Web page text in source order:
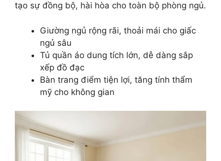
tạo sự đồng bộ, hài hòa cho toàn bộ phòng ngủ.
Giường ngủ rộng rãi, thoải mái cho giấc
ngủ sâu
Tủ quần áo dung tích lớn, dễ dàng sắp
xếp đồ đạc
Bàn trang điểm tiện lợi, tăng tính thẩm
mỹ cho không gian